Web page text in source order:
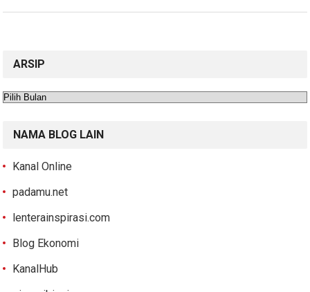
ARSIP
Arsip
NAMA BLOG LAIN
Kanal Online
padamu.net
lenterainspirasi.com
Blog Ekonomi
KanalHub